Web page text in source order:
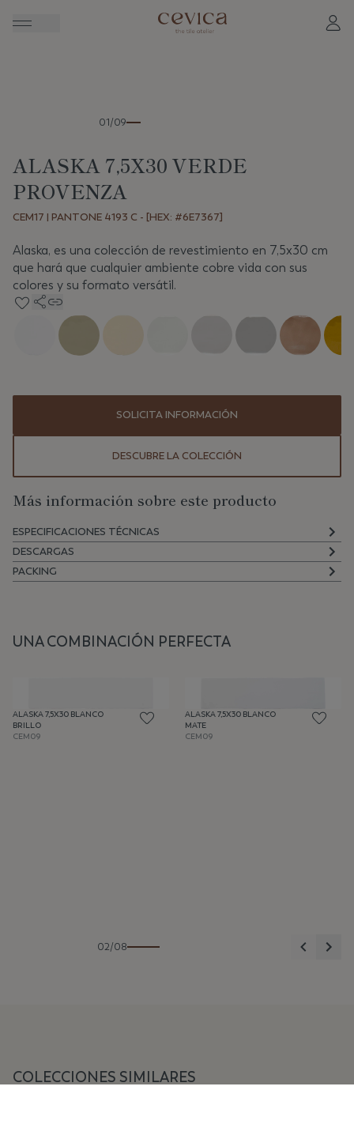
01/09
ALASKA 7,5X30 VERDE
PROVENZA
CEM17 | PANTONE 4193 C - [HEX: #6E7367]
Alaska, es una colección de revestimiento en 7,5x30 cm
que hará que cualquier ambiente cobre vida con sus
colores y su formato versátil.
SOLICITA INFORMACIÓN
DESCUBRE LA COLECCIÓN
Más información sobre este producto
ESPECIFICACIONES TÉCNICAS
DESCARGAS
PACKING
UNA COMBINACIÓN PERFECTA
ALASKA 7,5X30 BLANCO
BRILLO
CEM09
ALASKA 7,5X30 BLANCO
MATE
CEM09
02/08 Anterior
COLECCIONES SIMILARES